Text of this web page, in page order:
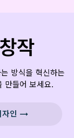
작
방식을 혁신하는
만들어 보세요.
자인 →